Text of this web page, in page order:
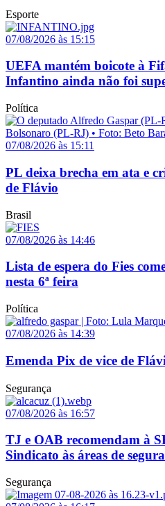
Esporte
07/08/2026 às 15:15
UEFA mantém boicote à
Infantino ainda não foi
Política
07/08/2026 às 15:11
PL deixa brecha em ata e
de Flávio
Brasil
07/08/2026 às 14:46
Lista de espera do Fies
nesta 6ª feira
Política
07/08/2026 às 14:39
Emenda Pix de vice de
Segurança
07/08/2026 às 16:57
TJ e OAB recomendam à
Sindicato às áreas de
Segurança